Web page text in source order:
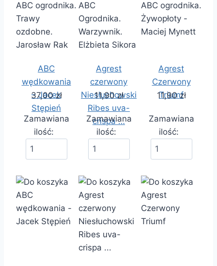
ABC
wędkowania
– Jacek
Stępień
37,00 zł
Zamawiana
ilość:
Agrest
czerwony
Niesłuchowski
Ribes uva-
crispa …
11,90 zł
Zamawiana
ilość:
Agrest
Czerwony
Triumf
11,90 zł
Zamawiana
ilość: